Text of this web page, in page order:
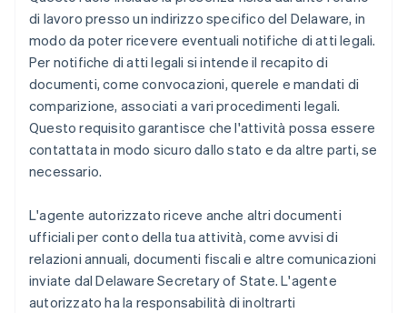
di lavoro presso un indirizzo specifico del Delaware, in
modo da poter ricevere eventuali notifiche di atti legali.
Per notifiche di atti legali si intende il recapito di
documenti, come convocazioni, querele e mandati di
comparizione, associati a vari procedimenti legali.
Questo requisito garantisce che l'attività possa essere
contattata in modo sicuro dallo stato e da altre parti, se
necessario.
L'agente autorizzato riceve anche altri documenti
ufficiali per conto della tua attività, come avvisi di
relazioni annuali, documenti fiscali e altre comunicazioni
inviate dal Delaware Secretary of State. L'agente
autorizzato ha la responsabilità di inoltrarti